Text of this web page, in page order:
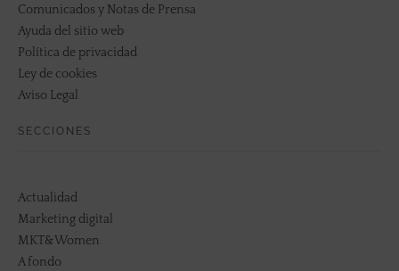
Comunicados y Notas de Prensa
Ayuda del sitio web
Política de privacidad
Ley de cookies
Aviso Legal
SECCIONES
Actualidad
Marketing digital
MKT&Women
A fondo